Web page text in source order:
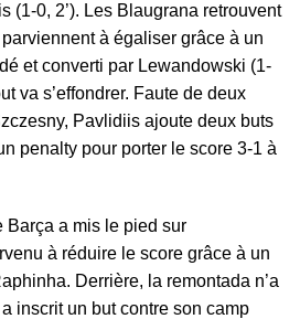
(1-0, 2’). Les Blaugrana retrouvent
à égaliser grâce à un
et converti par Lewandowski (1-
va s’effondrer. Faute de deux
Pavlidiis ajoute deux buts
penalty pour porter le score 3-1 à
Barça a mis le pied sur
à réduire le score grâce à un
Derrière, la remontada n’a
inscrit un but contre son camp